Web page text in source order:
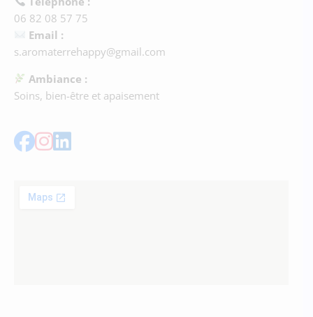
06 82 08 57 75
Email :
s.aromaterrehappy@gmail.com
Ambiance :
Soins, bien-être et apaisement